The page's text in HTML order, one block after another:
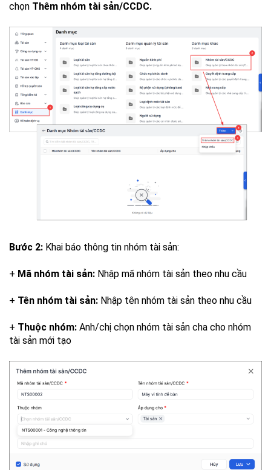
chọn Thêm nhóm tài sản/CCDC.
Bước 2: Khai báo thông tin nhóm tài sản:
+ Mã nhóm tài sản: Nhập mã nhóm tài sản theo nhu cầu
+ Tên nhóm tài sản: Nhập tên nhóm tài sản theo nhu cầu
+ Thuộc nhóm: Anh/chị chọn nhóm tài sản cha cho nhóm
tài sản mới tạo